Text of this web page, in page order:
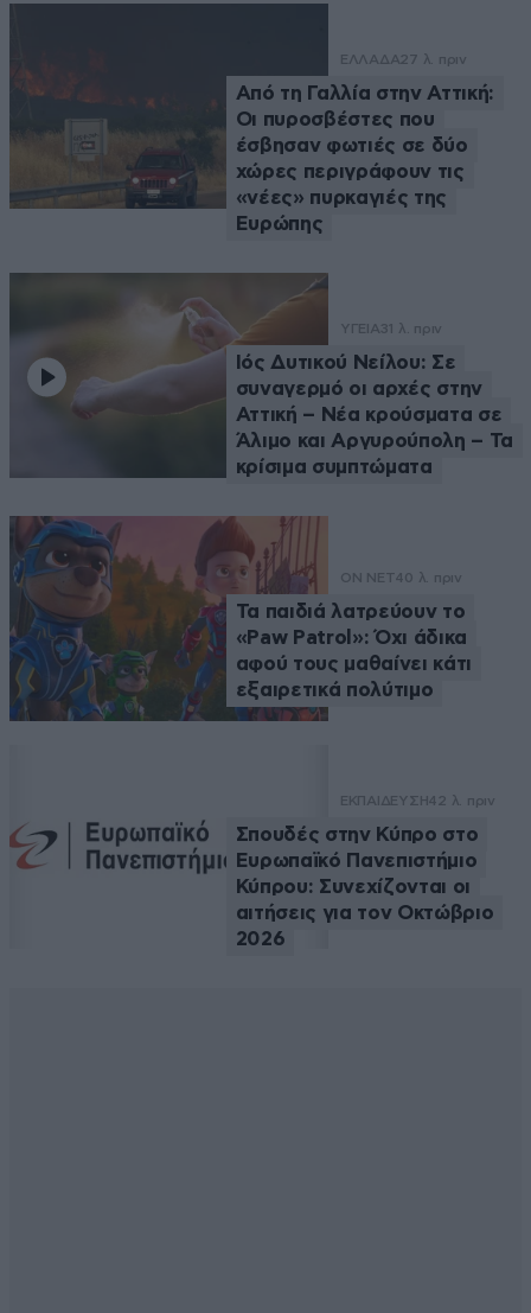
ΕΛΛΑΔΑ27 λ. πριν
Από τη Γαλλία στην Αττική:
Οι πυροσβέστες που
έσβησαν φωτιές σε δύο
χώρες περιγράφουν τις
«νέες» πυρκαγιές της
Ευρώπης
ΥΓΕΙΑ31 λ. πριν
Ιός Δυτικού Νείλου: Σε
συναγερμό οι αρχές στην
Αττική – Νέα κρούσματα σε
Άλιμο και Αργυρούπολη – Τα
κρίσιμα συμπτώματα
ON NET40 λ. πριν
Τα παιδιά λατρεύουν το
«Paw Patrol»: Όχι άδικα
αφού τους μαθαίνει κάτι
εξαιρετικά πολύτιμο
ΕΚΠΑΙΔΕΥΣΗ42 λ. πριν
Σπουδές στην Κύπρο στο
Ευρωπαϊκό Πανεπιστήμιο
Κύπρου: Συνεχίζονται οι
αιτήσεις για τον Οκτώβριο
2026